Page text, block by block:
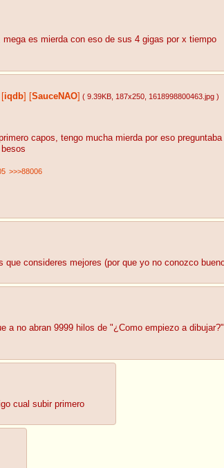
es mierda con eso de sus 4 gigas por x tiempo
[iqdb] [SauceNAO] ( 9.39KB , 187x250 , 1618998800463.jpg )
capos, tengo mucha mierda por eso
>>>88006
que consideres mejores (por que yo no conozco
a no abran 9999 hilos de "¿Como empiezo a dibujar?"
cual subir primero